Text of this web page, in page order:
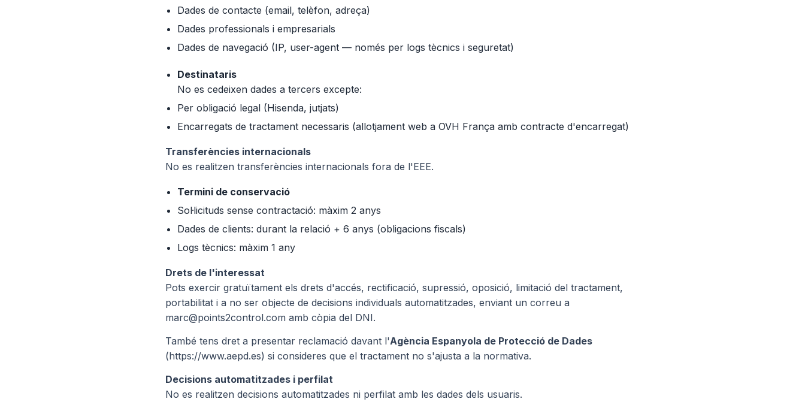
Dades de contacte (email, telèfon, adreça)
Dades professionals i empresarials
Dades de navegació (IP, user-agent — només per logs tècnics i seguretat)
Destinataris
No es cedeixen dades a tercers excepte:
Per obligació legal (Hisenda, jutjats)
Encarregats de tractament necessaris (allotjament web a OVH França amb contracte d'encarregat)
Transferències internacionals
No es realitzen transferències internacionals fora de l'EEE.
Termini de conservació
Sol·licituds sense contractació: màxim 2 anys
Dades de clients: durant la relació + 6 anys (obligacions fiscals)
Logs tècnics: màxim 1 any
Drets de l'interessat
Pots exercir gratuïtament els drets d'accés, rectificació, supressió, oposició, limitació del tractament,
portabilitat i a no ser objecte de decisions individuals automatitzades, enviant un correu a
marc@points2control.com amb còpia del DNI.
També tens dret a presentar reclamació davant l'Agència Espanyola de Protecció de Dades
(https://www.aepd.es) si consideres que el tractament no s'ajusta a la normativa.
Decisions automatitzades i perfilat
No es realitzen decisions automatitzades ni perfilat amb les dades dels usuaris.